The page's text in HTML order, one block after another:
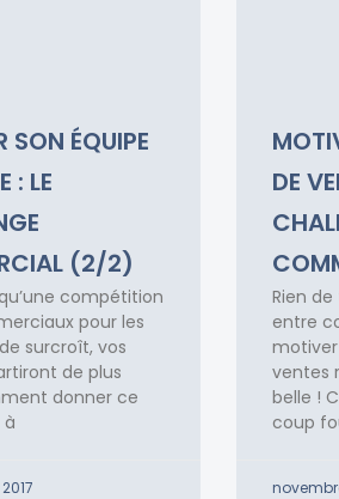
SON ÉQUIPE
: LE
(2/2)
compétition
pour les
surcroît, vos
de plus
donner ce
DE
Rien
entre
ventes
belle !
coup